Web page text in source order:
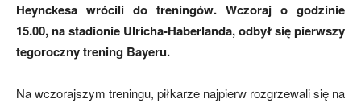
Heynckesa wrócili do treningów. Wczoraj o godzinie
15.00, na stadionie Ulricha-Haberlanda, odbył się pierwszy
tegoroczny trening Bayeru.
Na wczorajszym treningu, piłkarze najpierw rozgrzewali się na